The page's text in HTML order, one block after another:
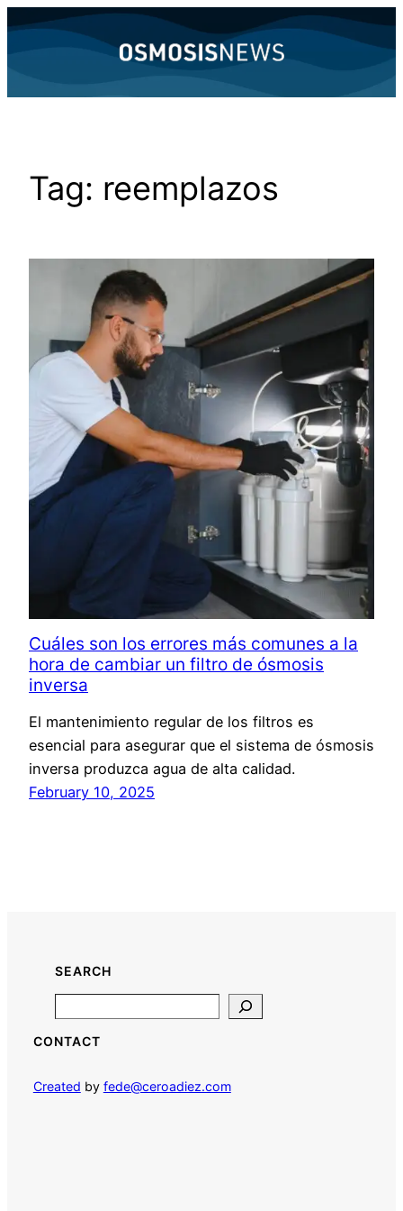
Tag: reemplazos
Cuáles son los errores más comunes a la
hora de cambiar un filtro de ósmosis
inversa
El mantenimiento regular de los filtros es
esencial para asegurar que el sistema de ósmosis
inversa produzca agua de alta calidad.
February 10, 2025
SEARCH
CONTACT
Created by fede@ceroadiez.com